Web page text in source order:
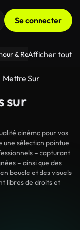
Se connecter
& Relations Le
Afficher tout
Mettre Sur
sur
cinéma pour vos
sélection pointue
– capturant
– ainsi que des
boucle et des visuels
libres de droits et